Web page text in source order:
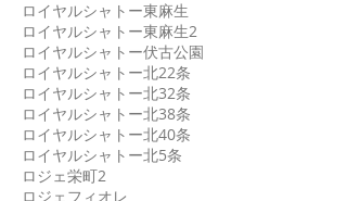
ロイヤルシャトー東麻生
ロイヤルシャトー東麻生2
ロイヤルシャトー伏古公園
ロイヤルシャトー北22条
ロイヤルシャトー北32条
ロイヤルシャトー北38条
ロイヤルシャトー北40条
ロイヤルシャトー北5条
ロジェ栄町2
ロジェフィオレ